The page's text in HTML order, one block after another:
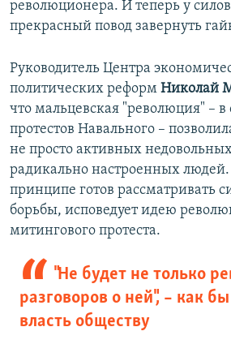
революционера. И теперь у
прекрасный повод завернуть
Руководитель Центра
политических реформ Николай
что мальцевская "революция" – в
протестов Навального –
не просто активных
радикально настроенных людей.
принципе готов рассматривать
борьбы, исповедует идею
митингового протеста.
"Не будет не только
разговоров о ней", – как
власть обществу